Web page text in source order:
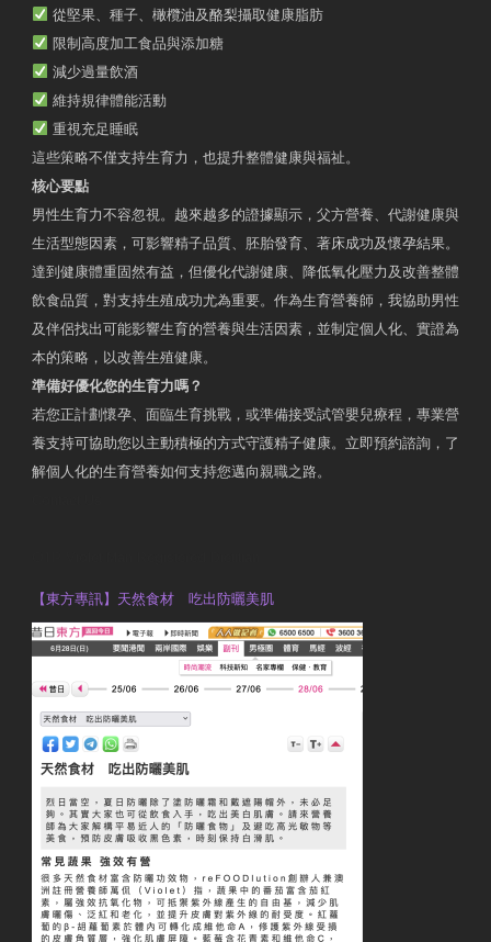
從堅果、種子、橄欖油及酪梨攝取健康脂肪
限制高度加工食品與添加糖
減少過量飲酒
維持規律體能活動
重視充足睡眠
這些策略不僅支持生育力，也提升整體健康與福祉。
核心要點
男性生育力不容忽視。越來越多的證據顯示，父方營養、代謝健康與
生活型態因素，可影響精子品質、胚胎發育、著床成功及懷孕結果。
達到健康體重固然有益，但優化代謝健康、降低氧化壓力及改善整體
飲食品質，對支持生殖成功尤為重要。作為生育營養師，我協助男性
及伴侶找出可能影響生育的營養與生活因素，並制定個人化、實證為
本的策略，以改善生殖健康。
準備好優化您的生育力嗎？
若您正計劃懷孕、面臨生育挑戰，或準備接受試管嬰兒療程，專業營
養支持可協助您以主動積極的方式守護精子健康。立即預約諮詢，了
解個人化的生育營養如何支持您邁向親職之路。
【東方專訊】天然食材 吃出防曬美肌